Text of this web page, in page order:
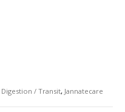
Digestion / Transit, Jannatecare